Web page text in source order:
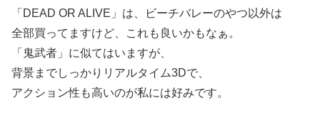
「DEAD OR ALIVE」は、ビーチバレーのやつ以外は
全部買ってますけど、これも良いかもなぁ。
「鬼武者」に似てはいますが、
背景までしっかりリアルタイム3Dで、
アクション性も高いのが私には好みです。